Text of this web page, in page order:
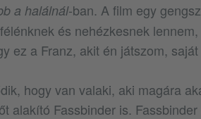
a halálnál-ban. A film egy
és nehézkesnek
ez a Franz, akit én játszom,
hogy van valaki, aki magára
alakító Fassbinder is.